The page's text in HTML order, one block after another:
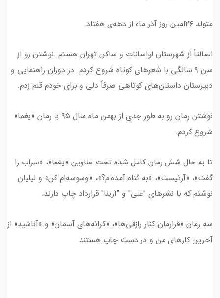
متولد ۲۶امین روز آذر ماه از دهه‌ی هفتاد.
اصالتاً از شهرستان لواسانات و ساکن تهران هستم.‌ نوشتن رو از
سن ۹ سالگی با شعرهای کوتاه شروع کردم. در دوران راهنمایی و
دبیرستان داستان‌های کوتاهی صرفاً دلی و برای خودم قلم زدم.
نوشتن رمان رو به طور جدی از بهمن ماه سال ۹۵ با رمان «یغما»
شروع کردم.
تا به حال شش رمان کامل شده تحت عناوین «یغما»، «سراب را
گفت»، «آرتیست»، «به گناه آمده‌ام؟»، «وسوسه‌ام کن» و لیلیان
نوشتم که با نشرهای "علی" و "آرینا" قرارداد چاپ دارند.
سه رمان «قرارمان کنار رازقی‌ها»، «کرانه‌های آسمان» و «آناشید» از
آخرین کارهای من و در دست چاپ هستند